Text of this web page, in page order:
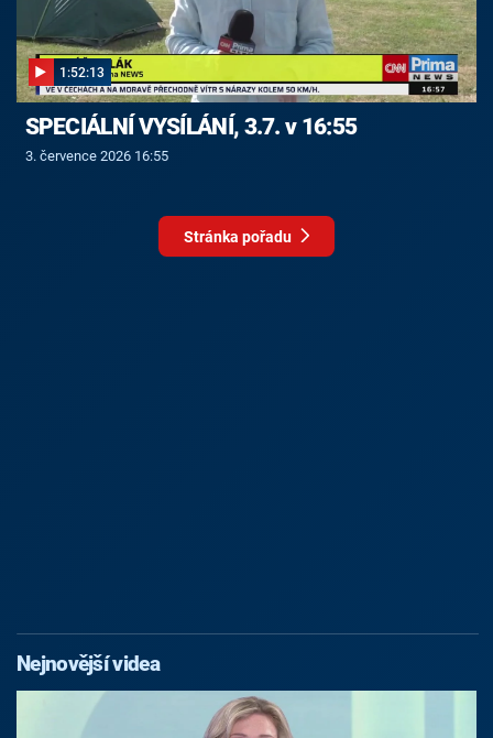
1:52:13
SPECIÁLNÍ VYSÍLÁNÍ, 3.7. v 16:55
3. července 2026 16:55
Stránka pořadu
Nejnovější videa